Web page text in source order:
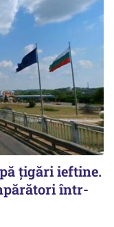
țigări ieftine.
într-